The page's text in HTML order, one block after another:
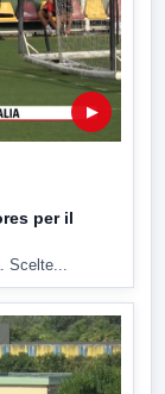
▶
per il
Scelte...